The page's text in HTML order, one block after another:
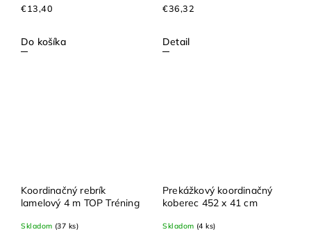
€13,40
Do košíka
€36,32
Detail
Koordinačný rebrík
lamelový 4 m TOP Tréning
Skladom (37 ks)
Prekážkový koordinačný
koberec 452 x 41 cm
Skladom (4 ks)